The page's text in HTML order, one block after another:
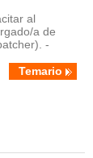
al
a de
-
Temario